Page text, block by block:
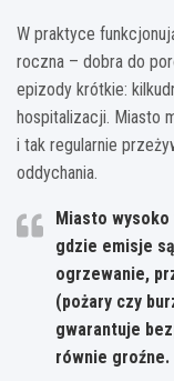
W praktyce
roczna – dobra do
epizody krótkie:
hospitalizacji. Miasto
i tak regularnie
oddychania.
Miasto wysoko
gdzie emisje
ogrzewanie,
(pożary czy
gwarantuje
równie groźne.